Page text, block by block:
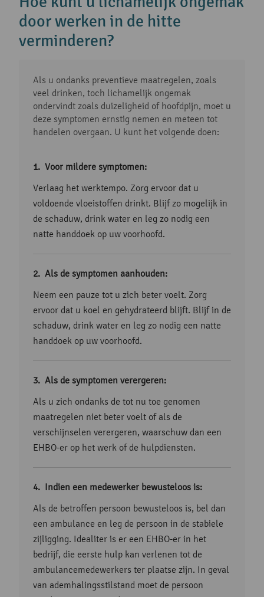
door werken in de hitte
verminderen?
Als u ondanks preventieve maatregelen, zoals
veel drinken, toch lichamelijk ongemak
ondervindt zoals duizeligheid of hoofdpijn, moet u
deze symptomen ernstig nemen en meteen tot
handelen overgaan. U kunt het volgende doen:
Voor mildere symptomen:
Verlaag het werktempo. Zorg ervoor dat u
voldoende vloeistoffen drinkt. Blijf zo mogelijk in
de schaduw, drink water en leg zo nodig een
natte handdoek op uw voorhoofd.
Als de symptomen aanhouden:
Neem een pauze tot u zich beter voelt. Zorg
ervoor dat u koel en gehydrateerd blijft. Blijf in de
schaduw, drink water en leg zo nodig een natte
handdoek op uw voorhoofd.
Als de symptomen verergeren:
Als u zich ondanks de tot nu toe genomen
maatregelen niet beter voelt of als de
verschijnselen verergeren, waarschuw dan een
EHBO-er op het werk of de hulpdiensten.
Indien een medewerker bewusteloos is:
Als de betroffen persoon bewusteloos is, bel dan
een ambulance en leg de persoon in de stabiele
zijligging. Idealiter is er een EHBO-er in het
bedrijf, die eerste hulp kan verlenen tot de
ambulancemedewerkers ter plaatse zijn. In geval
van ademhalingsstilstand moet de persoon